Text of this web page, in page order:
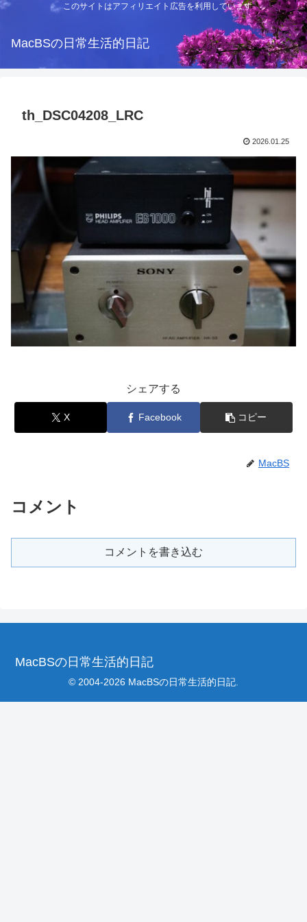
このサイトはアフィリエイト広告を利用しています
MacBSの日常生活的日記
th_DSC04208_LRC
2026.01.25
シェアする
X Facebook コピー
MacBS
コメント
コメントを書き込む
MacBSの日常生活的日記
© 2004-2026 MacBSの日常生活的日記.